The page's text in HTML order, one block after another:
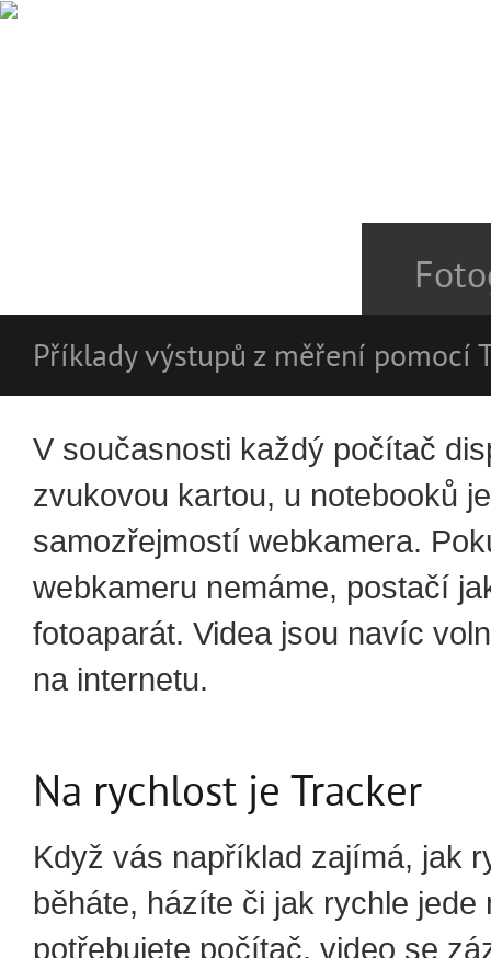
Příklady výstupů z měření pomocí
V současnosti každý počítač
zvukovou kartou, u notebooků je
samozřejmostí webkamera.
webkameru nemáme, postačí
fotoaparát. Videa jsou navíc
na internetu.
Na rychlost je Tracker
Když vás například zajímá, jak
běháte, házíte či jak rychle jede
potřebujete počítač, video se